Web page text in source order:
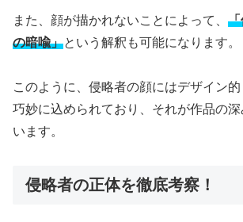
また、顔が描かれないことによって、 「
の暗喩」という解釈も可能になります。
このように、侵略者の顔にはデザイン
巧妙に込められており、それが作品の
います。
侵略者の正体を徹底考察！